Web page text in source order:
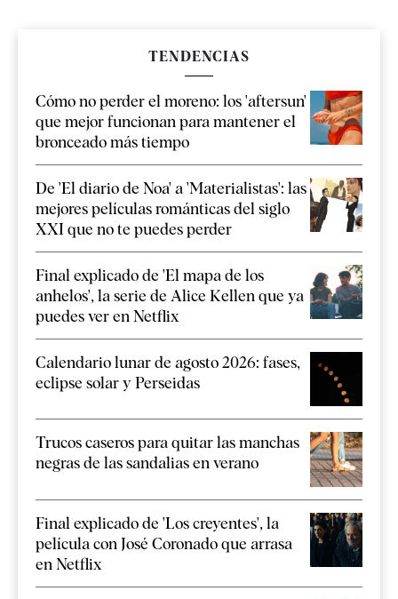
TENDENCIAS
Cómo no perder el moreno: los 'aftersun'
que mejor funcionan para mantener el
bronceado más tiempo
De 'El diario de Noa' a 'Materialistas': las
mejores películas románticas del siglo
XXI que no te puedes perder
Final explicado de 'El mapa de los
anhelos', la serie de Alice Kellen que ya
puedes ver en Netflix
Calendario lunar de agosto 2026: fases,
eclipse solar y Perseidas
Trucos caseros para quitar las manchas
negras de las sandalias en verano
Final explicado de 'Los creyentes', la
película con José Coronado que arrasa
en Netflix